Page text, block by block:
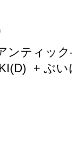
ンティック
+ ぶい